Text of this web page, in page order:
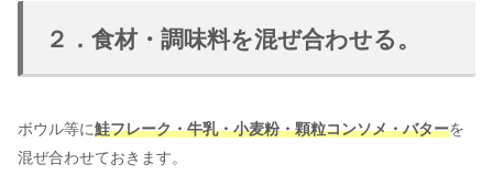
２．食材・調味料を混ぜ合わせる。
ボウル等に鮭フレーク・牛乳・小麦粉・顆粒コンソメ・バターを
混ぜ合わせておきます。